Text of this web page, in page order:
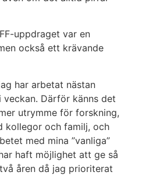
uppdraget var en
också ett krävande
har arbetat nästan
Därför känns det
utrymme för forskning,
kollegor och familj, och
med mina ”vanliga”
haft möjlighet att ge så
åren då jag prioriterat